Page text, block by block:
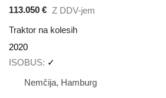
113.050 € Z DDV-jem
Traktor na kolesih
2020
ISOBUS ✓
Nemčija, Hamburg